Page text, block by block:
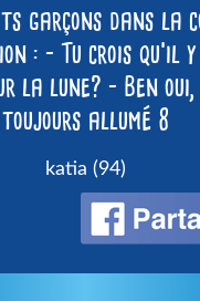
garçons dans la
: – Tu crois qu’il
la lune? – Ben
toujours allumé 8
katia (94)